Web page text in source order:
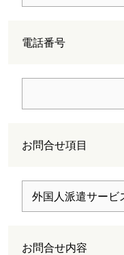
電話番号
お問合せ項目
お問合せ内容